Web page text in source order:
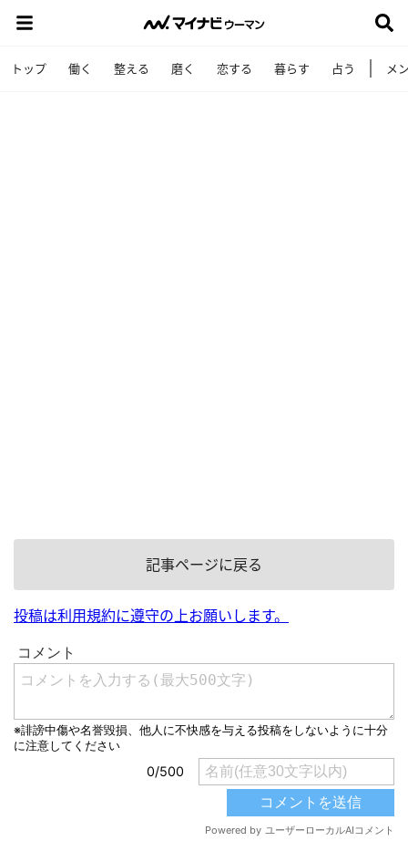
トップ 働く 整える 磨く 恋する 暮らす 占う メ
記事ページに戻る
投稿は利用規約に遵守の上お願いします。